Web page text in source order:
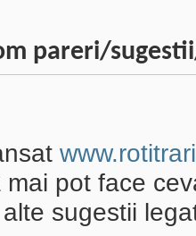
pareri/
mai pot face
sugestii